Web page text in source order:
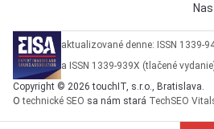
aktualizované denne: ISSN 1339-
a ISSN 1339-939X (tlačené
Copyright © 2026 touchIT, s.r.o., Bratislava.
Otechnické SEO sa nám stará TechSEO